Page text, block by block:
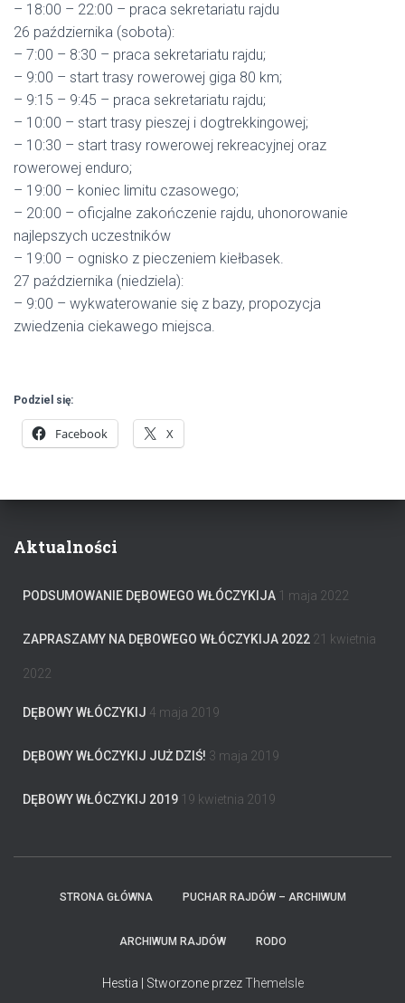
– 18:00 – 22:00 – praca sekretariatu rajdu
26 października (sobota):
– 7:00 – 8:30 – praca sekretariatu rajdu;
– 9:00 – start trasy rowerowej giga 80 km;
– 9:15 – 9:45 – praca sekretariatu rajdu;
– 10:00 – start trasy pieszej i dogtrekkingowej;
– 10:30 – start trasy rowerowej rekreacyjnej oraz
rowerowej enduro;
– 19:00 – koniec limitu czasowego;
– 20:00 – oficjalne zakończenie rajdu, uhonorowanie
najlepszych uczestników
– 19:00 – ognisko z pieczeniem kiełbasek.
27 października (niedziela):
– 9:00 – wykwaterowanie się z bazy, propozycja
zwiedzenia ciekawego miejsca.
Podziel się:
Facebook X
Aktualności
PODSUMOWANIE DĘBOWEGO WŁÓCZYKIJA 1 maja 2022
ZAPRASZAMY NA DĘBOWEGO WŁÓCZYKIJA 2022 21 kwietnia
2022
DĘBOWY WŁÓCZYKIJ 4 maja 2019
DĘBOWY WŁÓCZYKIJ JUŻ DZIŚ! 3 maja 2019
DĘBOWY WŁÓCZYKIJ 2019 19 kwietnia 2019
STRONA GŁÓWNA PUCHAR RAJDÓW – ARCHIWUM
ARCHIWUM RAJDÓW RODO
Hestia | Stworzone przezThemeIsle